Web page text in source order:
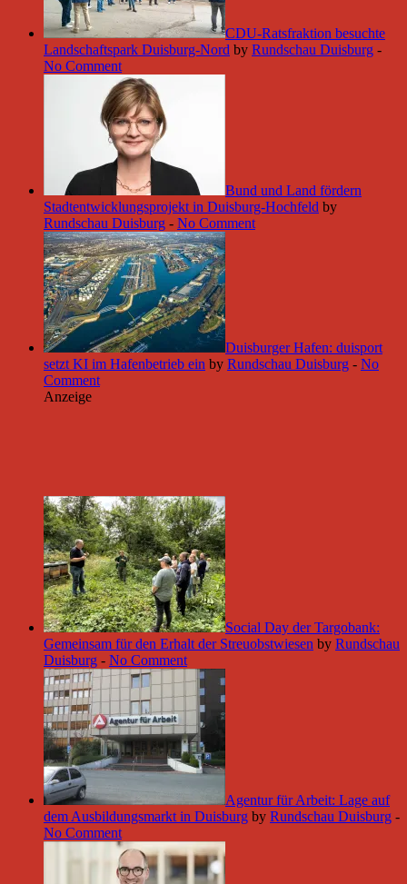
CDU-Ratsfraktion besuchte
Landschaftspark Duisburg-Nord by Rundschau Duisburg -
No Comment
Bund und Land fördern
Stadtentwicklungsprojekt in Duisburg-Hochfeld by
Rundschau Duisburg - No Comment
Duisburger Hafen: duisport
setzt KI im Hafenbetrieb ein by Rundschau Duisburg - No
Comment
Anzeige
Social Day der Targobank:
Gemeinsam für den Erhalt der Streuobstwiesen by Rundschau
Duisburg - No Comment
Agentur für Arbeit: Lage auf
dem Ausbildungsmarkt in Duisburg by Rundschau Duisburg -
No Comment